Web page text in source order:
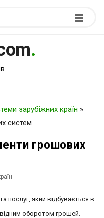
.
зарубіжних країн »
систем
грошових
послуг, який відбувається в
оборотом грошей.